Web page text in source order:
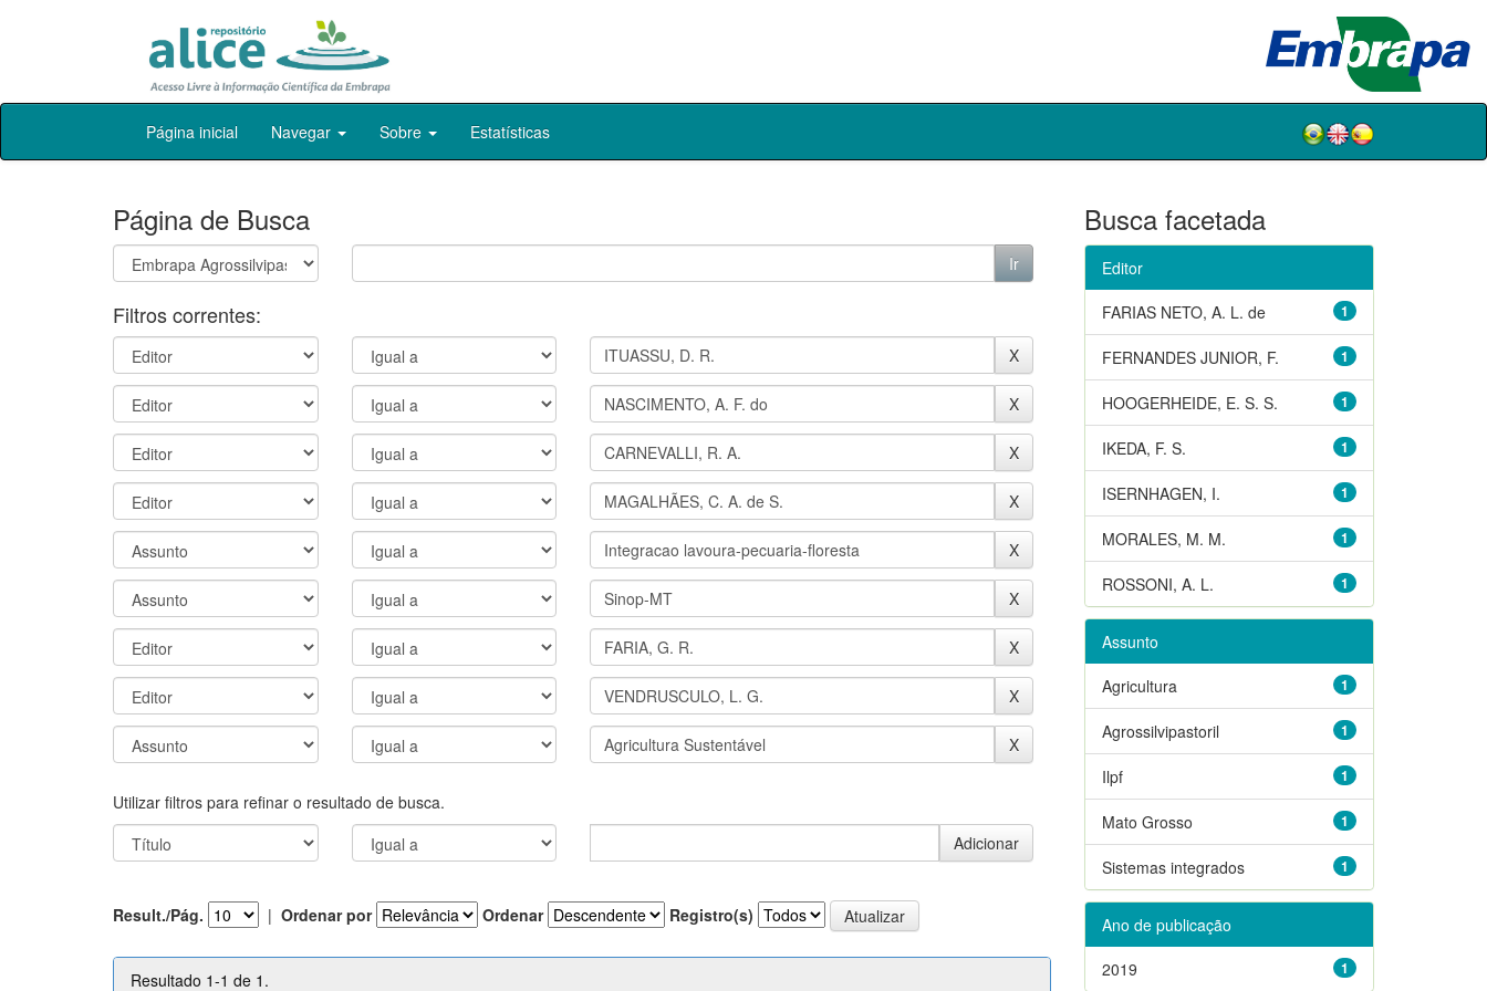
Skip
Página inicial Navegar Sobre Estatísticas
Página de Busca
Filtros correntes:
Utilizar filtros para refinar o resultado de busca.
Result./Pág. | Ordenar por Ordenar Registro(s)
Resultado 1-1 de 1.
Busca facetada
Editor
1
FARIAS NETO, A. L. de
1
FERNANDES JUNIOR, F.
1
HOOGERHEIDE, E. S. S.
1
IKEDA, F. S.
1
ISERNHAGEN, I.
1
MORALES, M. M.
1
ROSSONI, A. L.
Assunto
1
Agricultura
1
Agrossilvipastoril
1
Ilpf
1
Mato Grosso
1
Sistemas integrados
Ano de publicação
1
2019